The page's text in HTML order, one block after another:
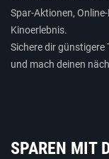
Spar-Aktionen,
Kinoerlebnis.
Sichere dir günstigere
und mach deinen
SPAREN MIT